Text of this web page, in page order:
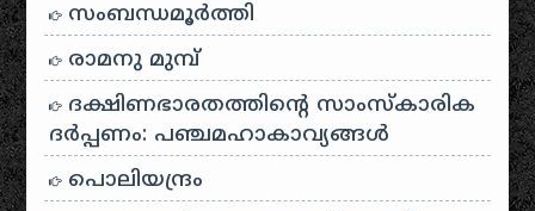
സംബന്ധമൂർത്തി
രാമനു മുമ്പ്
ദക്ഷിണഭാരതത്തിൻ്റെ സാംസ്കാരിക
ദർപ്പണം: പഞ്ചമഹാകാവ്യങ്ങൾ
പൊലിയന്ദ്രം